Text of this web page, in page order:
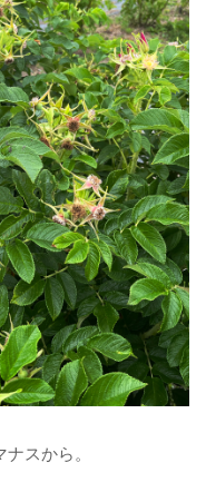
スから。